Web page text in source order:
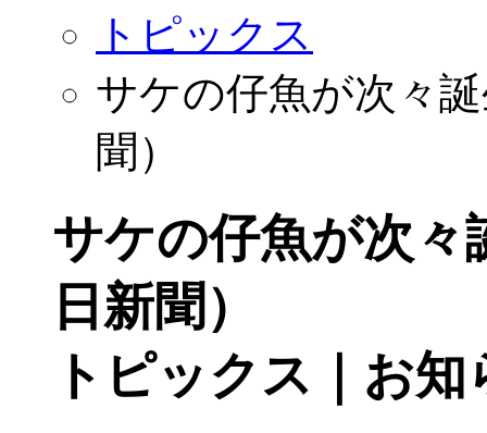
トピックス
サケの仔魚が次々
聞）
サケの仔魚が次々
日新聞）
トピックス｜お知